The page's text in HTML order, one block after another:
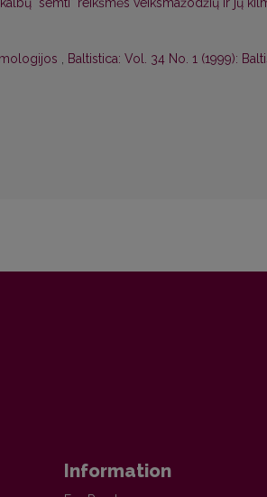
"semti" reikšmės veiksmažodžių ir jų
, Baltistica: Vol. 34 No. 1 (1999):
Information